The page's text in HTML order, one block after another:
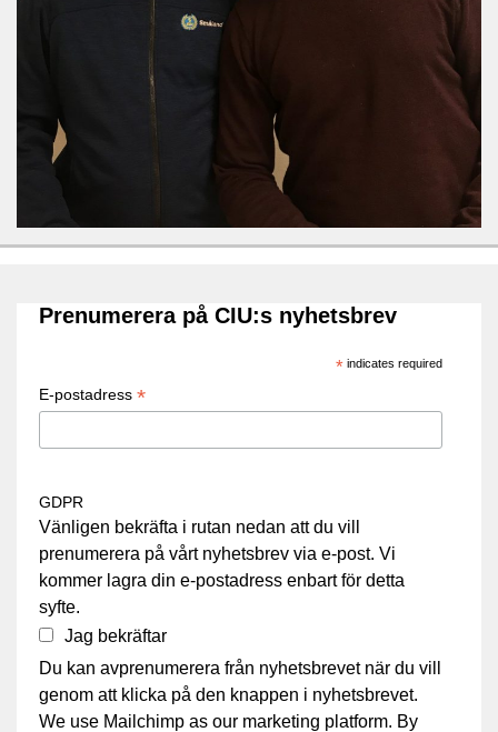
Prenumerera på CIU:s nyhetsbrev
*indicates required
E-postadress *
GDPR
Vänligen bekräfta i rutan nedan att du vill
prenumerera på vårt nyhetsbrev via e-post. Vi
kommer lagra din e-postadress enbart för detta
syfte.
Jag bekräftar
Du kan avprenumerera från nyhetsbrevet när du vill
genom att klicka på den knappen i nyhetsbrevet.
We use Mailchimp as our marketing platform. By